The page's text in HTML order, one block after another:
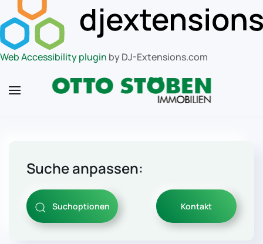
Web Accessibility plugin by DJ-Extensions.com
Suche anpassen:
Suchoptionen Kontakt